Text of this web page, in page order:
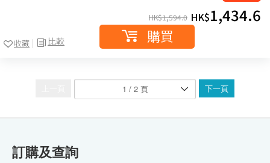
比較
收藏
HK$1,594.0 HK$1,434.6
購買
下一頁
訂購及查詢